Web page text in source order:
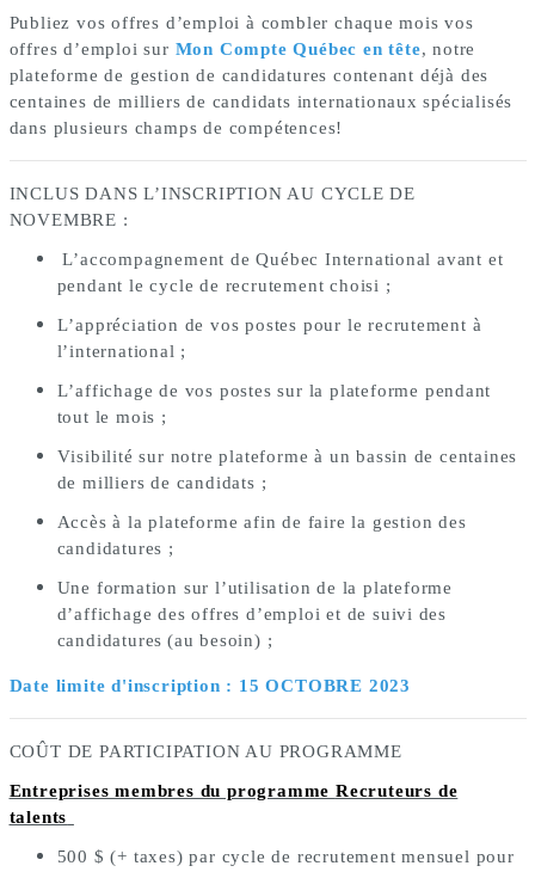
Publiez vos offres d’emploi à combler chaque mois vos
offres d’emploi sur Mon Compte Québec en tête, notre
plateforme de gestion de candidatures contenant déjà des
centaines de milliers de candidats internationaux spécialisés
dans plusieurs champs de compétences!
INCLUS DANS L’INSCRIPTION AU CYCLE DE
NOVEMBRE :
L’accompagnement de Québec International avant et
pendant le cycle de recrutement choisi ;
L’appréciation de vos postes pour le recrutement à
l’international ;
L’affichage de vos postes sur la plateforme pendant
tout le mois ;
Visibilité sur notre plateforme à un bassin de centaines
de milliers de candidats ;
Accès à la plateforme afin de faire la gestion des
candidatures ;
Une formation sur l’utilisation de la plateforme
d’affichage des offres d’emploi et de suivi des
candidatures (au besoin) ;
Date limite d'inscription : 15 OCTOBRE 2023
COÛT DE PARTICIPATION AU PROGRAMME
Entreprises membres du programme Recruteurs de
talents
500 $ (+ taxes) par cycle de recrutement mensuel pour